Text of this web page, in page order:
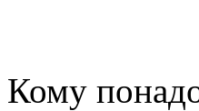
Кому